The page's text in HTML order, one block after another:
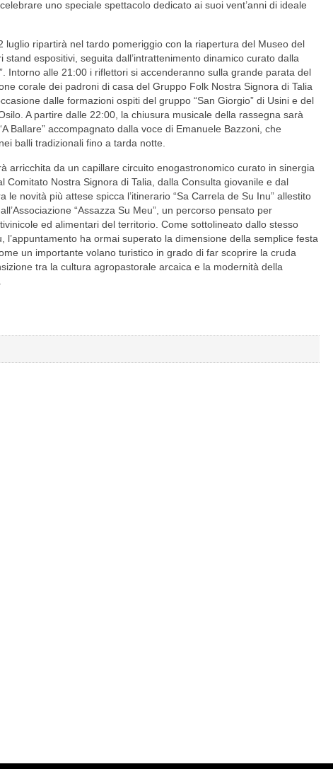
uno speciale spettacolo dedicato ai suoi vent’anni di ideale
luglio ripartirà nel tardo pomeriggio con la riapertura del Museo del
stand espositivi, seguita dall’intrattenimento dinamico curato dalla
Intorno alle 21:00 i riflettori si accenderanno sulla grande parata del
corale dei padroni di casa del Gruppo Folk Nostra Signora di Talia
dalle formazioni ospiti del gruppo “San Giorgio” di Usini e del
A partire dalle 22:00, la chiusura musicale della rassegna sarà
Ballare” accompagnato dalla voce di Emanuele Bazzoni, che
balli tradizionali fino a tarda notte.
arricchita da un capillare circuito enogastronomico curato in sinergia
Comitato Nostra Signora di Talia, dalla Consulta giovanile e dal
le novità più attese spicca l’itinerario “Sa Carrela de Su Inu” allestito
“Assazza Su Meu”, un percorso pensato per
ed alimentari del territorio. Come sottolineato dallo stesso
l’appuntamento ha ormai superato la dimensione della semplice festa
un importante volano turistico in grado di far scoprire la cruda
tra la cultura agropastorale arcaica e la modernità della